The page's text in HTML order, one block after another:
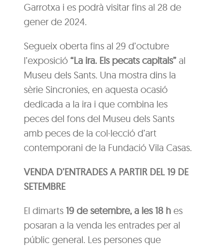
Garrotxa i es podrà visitar fins al 28 de
gener de 2024.
Segueix oberta fins al 29 d’octubre
l’exposició“La ira. Els pecats capitals” al
Museu dels Sants. Una mostra dins la
sèrie Sincronies, en aquesta ocasió
dedicada a la ira i que combina les
peces del fons del Museu dels Sants
amb peces de la col·lecció d’art
contemporani de la Fundació Vila Casas.
VENDA D’ENTRADES A PARTIR DEL 19 DE
SETEMBRE
El dimarts 19 de setembre, a les 18 h es
posaran a la venda les entrades per al
públic general. Les persones que